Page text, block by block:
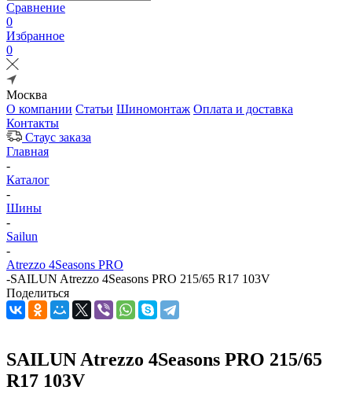
Сравнение
0
Избранное
0
Москва
О компании Статьи Шиномонтаж Оплата и доставка
Контакты
Стаус заказа
Главная
-
Каталог
-
Шины
-
Sailun
-
Atrezzo 4Seasons PRO
-SAILUN Atrezzo 4Seasons PRO 215/65 R17 103V
Поделиться
SAILUN Atrezzo 4Seasons PRO 215/65
R17 103V